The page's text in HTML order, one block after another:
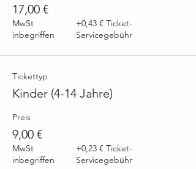
17,00 €
MwSt
inbegriffen
+0,43 € Ticket-
Servicegebühr
Tickettyp
Kinder (4-14 Jahre)
Preis
9,00 €
MwSt
inbegriffen
+0,23 € Ticket-
Servicegebühr